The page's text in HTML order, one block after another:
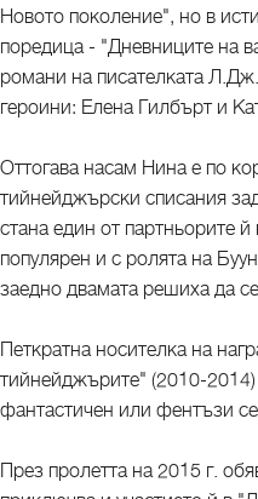
Новото поколение", но в
поредица - "Дневниците на
романи на писателката
героини: Елена Гилбърт и
Оттогава насам Нина е по
тийнейджърски списания
стана един от партньорите
популярен и с ролята на
заедно двамата решиха да
Петкратна носителка на
тийнейджърите" (2010-
фантастичен или фентъзи
През пролетта на 2015 г.